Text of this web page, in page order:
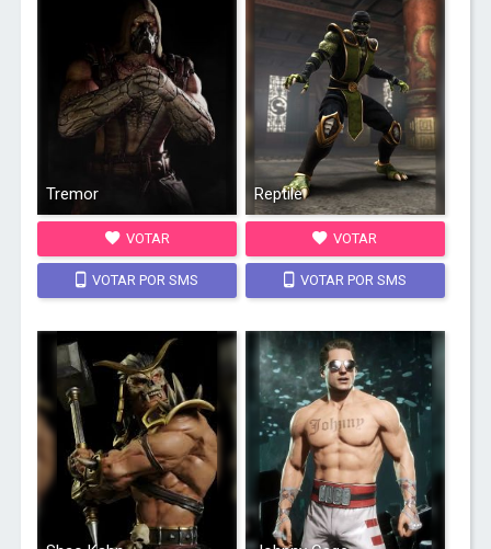
Tremor
VOTAR
VOTAR POR SMS
Reptile
VOTAR
VOTAR POR SMS